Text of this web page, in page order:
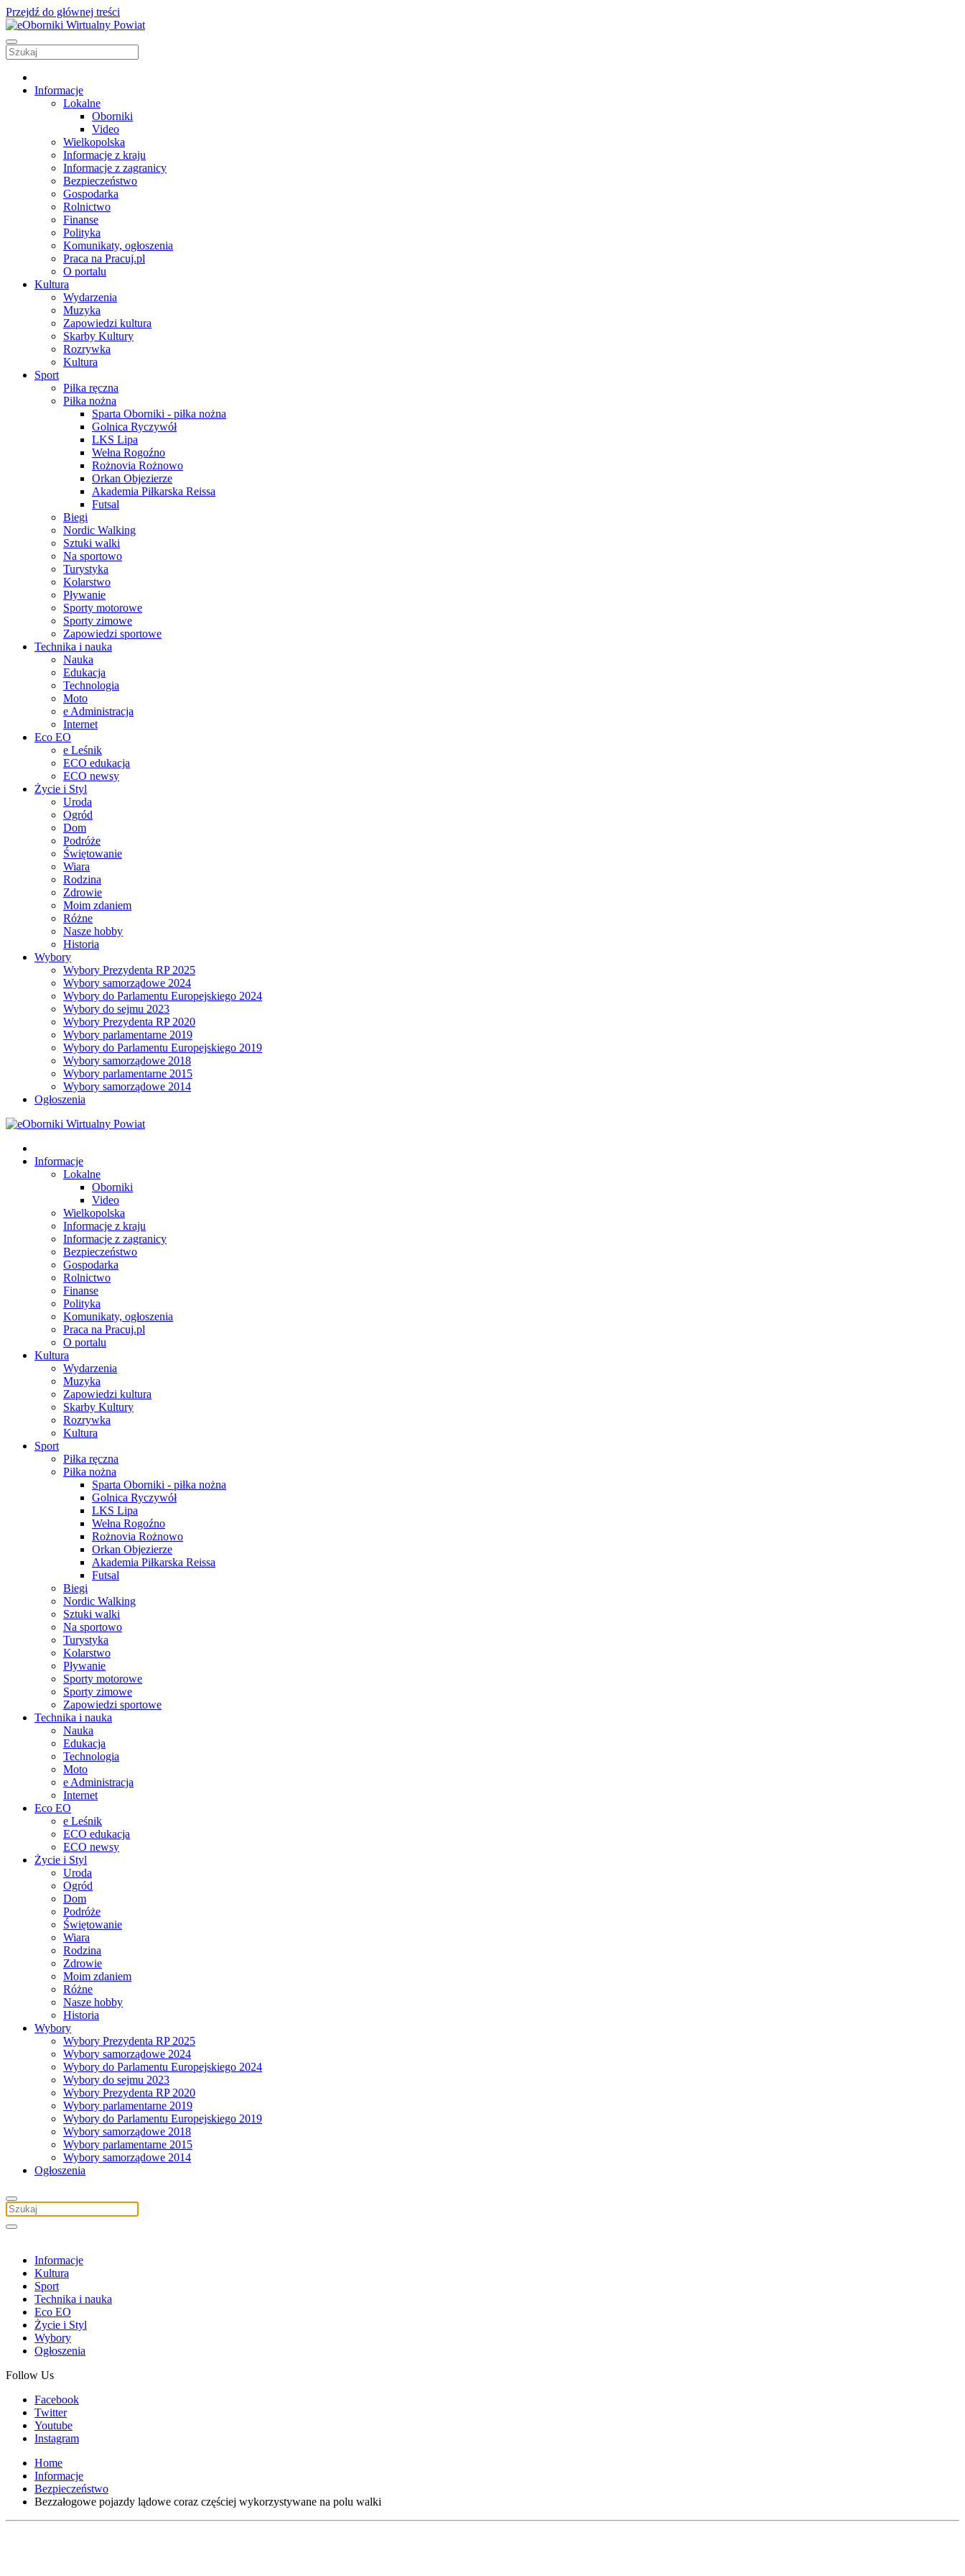
Przejdź do głównej treści
Informacje
Lokalne
Oborniki
Video
Wielkopolska
Informacje z kraju
Informacje z zagranicy
Bezpieczeństwo
Gospodarka
Rolnictwo
Finanse
Polityka
Komunikaty, ogłoszenia
Praca na Pracuj.pl
O portalu
Kultura
Wydarzenia
Muzyka
Zapowiedzi kultura
Skarby Kultury
Rozrywka
Kultura
Sport
Piłka ręczna
Piłka nożna
Sparta Oborniki - piłka nożna
Golnica Ryczywół
LKS Lipa
Wełna Rogoźno
Rożnovia Rożnowo
Orkan Objezierze
Akademia Piłkarska Reissa
Futsal
Biegi
Nordic Walking
Sztuki walki
Na sportowo
Turystyka
Kolarstwo
Pływanie
Sporty motorowe
Sporty zimowe
Zapowiedzi sportowe
Technika i nauka
Nauka
Edukacja
Technologia
Moto
e Administracja
Internet
Eco EO
e Leśnik
ECO edukacja
ECO newsy
Życie i Styl
Uroda
Ogród
Dom
Podróże
Świętowanie
Wiara
Rodzina
Zdrowie
Moim zdaniem
Różne
Nasze hobby
Historia
Wybory
Wybory Prezydenta RP 2025
Wybory samorządowe 2024
Wybory do Parlamentu Europejskiego 2024
Wybory do sejmu 2023
Wybory Prezydenta RP 2020
Wybory parlamentarne 2019
Wybory do Parlamentu Europejskiego 2019
Wybory samorządowe 2018
Wybory parlamentarne 2015
Wybory samorządowe 2014
Ogłoszenia
Informacje
Lokalne
Oborniki
Video
Wielkopolska
Informacje z kraju
Informacje z zagranicy
Bezpieczeństwo
Gospodarka
Rolnictwo
Finanse
Polityka
Komunikaty, ogłoszenia
Praca na Pracuj.pl
O portalu
Kultura
Wydarzenia
Muzyka
Zapowiedzi kultura
Skarby Kultury
Rozrywka
Kultura
Sport
Piłka ręczna
Piłka nożna
Sparta Oborniki - piłka nożna
Golnica Ryczywół
LKS Lipa
Wełna Rogoźno
Rożnovia Rożnowo
Orkan Objezierze
Akademia Piłkarska Reissa
Futsal
Biegi
Nordic Walking
Sztuki walki
Na sportowo
Turystyka
Kolarstwo
Pływanie
Sporty motorowe
Sporty zimowe
Zapowiedzi sportowe
Technika i nauka
Nauka
Edukacja
Technologia
Moto
e Administracja
Internet
Eco EO
e Leśnik
ECO edukacja
ECO newsy
Życie i Styl
Uroda
Ogród
Dom
Podróże
Świętowanie
Wiara
Rodzina
Zdrowie
Moim zdaniem
Różne
Nasze hobby
Historia
Wybory
Wybory Prezydenta RP 2025
Wybory samorządowe 2024
Wybory do Parlamentu Europejskiego 2024
Wybory do sejmu 2023
Wybory Prezydenta RP 2020
Wybory parlamentarne 2019
Wybory do Parlamentu Europejskiego 2019
Wybory samorządowe 2018
Wybory parlamentarne 2015
Wybory samorządowe 2014
Ogłoszenia
Informacje
Kultura
Sport
Technika i nauka
Eco EO
Życie i Styl
Wybory
Ogłoszenia
Follow Us
Facebook
Twitter
Youtube
Instagram
Home
Informacje
Bezpieczeństwo
Bezzałogowe pojazdy lądowe coraz częściej wykorzystywane na polu walki